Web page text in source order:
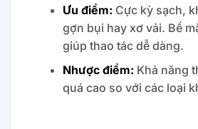
Ưu điểm: Cực kỳ sạch,
gợn bụi hay xơ vải. Bề
giúp thao tác dễ dàng.
Nhược điểm: Khả năng
quá cao so với các loại